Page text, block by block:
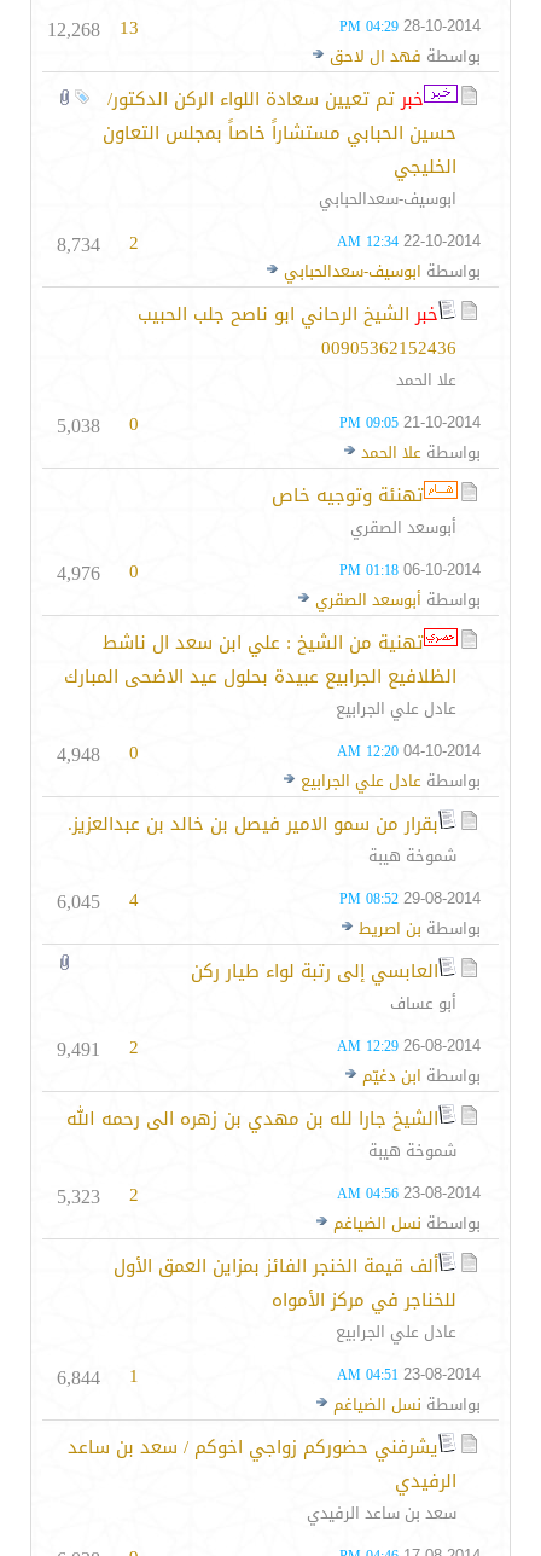
28-10-2014
04:29 PM
بواسطة فهد ال لاحق
13
12,268
خبرتم تعيين سعادة اللواء الركن الدكتور/
حسين الحبابي مستشاراً خاصاً بمجلس التعاون
الخليجي
ابوسيف-سعدالحبابي
22-10-2014
12:34 AM
بواسطة ابوسيف-سعدالحبابي
2
8,734
خبر الشيخ الرحاني ابو ناصح جلب الحبيب
00905362152436
علا الحمد
21-10-2014
09:05 PM
بواسطة علا الحمد
0
5,038
تهنئة وتوجيه خاص
أبوسعد الصقري
06-10-2014
01:18 PM
بواسطة أبوسعد الصقري
0
4,976
تهنية من الشيخ : علي ابن سعد ال ناشط
الظلافيع الجرابيع عبيدة بحلول عيد الاضحى المبارك
عادل علي الجرابيع
04-10-2014
12:20 AM
بواسطة عادل علي الجرابيع
0
4,948
بقرار من سمو الامير فيصل بن خالد بن عبدالعزيز.
شموخة هيبة
29-08-2014
08:52 PM
بواسطة بن اصريط
4
6,045
العابسي إلى رتبة لواء طيار ركن
أبو عساف
26-08-2014
12:29 AM
بواسطة ابن دغيّم
2
9,491
الشيخ جارا لله بن مهدي بن زهره الى رحمه الله
شموخة هيبة
23-08-2014
04:56 AM
بواسطة نسل الضياغم
2
5,323
ألف قيمة الخنجر الفائز بمزاين العمق الأول
للخناجر في مركز الأمواه
عادل علي الجرابيع
23-08-2014
04:51 AM
بواسطة نسل الضياغم
1
6,844
يشرفني حضوركم زواجي اخوكم / سعد بن ساعد
الرفيدي
سعد بن ساعد الرفيدي